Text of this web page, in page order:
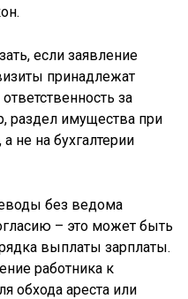
если заявление
принадлежат
за
раздел имущества при
не на бухгалтерии
без ведома
– это может быть
выплаты зарплаты.
работника к
обхода ареста или